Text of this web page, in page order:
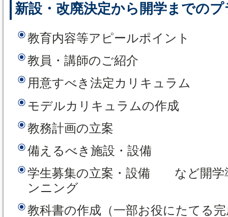
新設・改廃決定から開学までの
教育内容等アピールポイント
教員・講師のご紹介
用意すべき法定カリキュラム
モデルカリキュラムの作成
教務計画の立案
備えるべき施設・設備
学生募集の立案・設備 など開学
ンニング
教科書の作成（一部お役にたてる